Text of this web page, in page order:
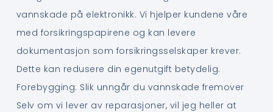
vannskade på elektronikk. Vi hjelper kundene våre
med forsikringspapirene og kan levere
dokumentasjon som forsikringsselskaper krever.
Dette kan redusere din egenutgift betydelig.
Forebygging: Slik unngår du vannskade fremover
Selv om vi lever av reparasjoner, vil jeg heller at